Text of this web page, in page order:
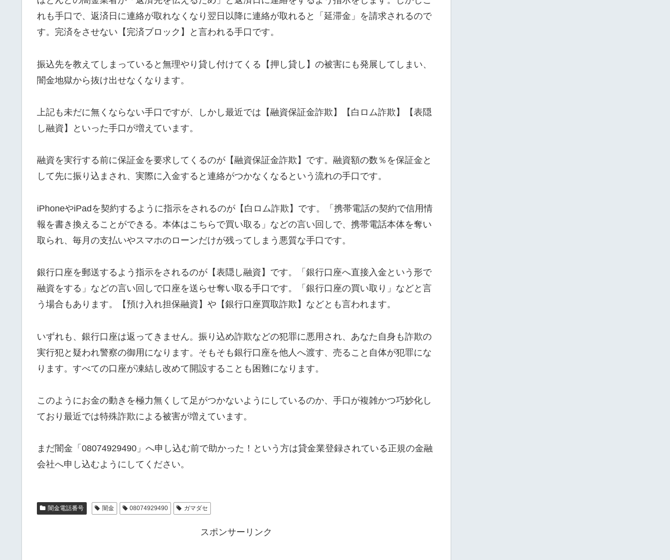
れも手口で、返済日に連絡が取れなくなり翌日以降に連絡が取れると「延滞金」を請求されるので
す。完済をさせない【完済ブロック】と言われる手口です。
振込先を教えてしまっていると無理やり貸し付けてくる【押し貸し】の被害にも発展してしまい、
闇金地獄から抜け出せなくなります。
上記も未だに無くならない手口ですが、しかし最近では【融資保証金詐欺】【白ロム詐欺】【表隠
し融資】といった手口が増えています。
融資を実行する前に保証金を要求してくるのが【融資保証金詐欺】です。融資額の数％を保証金と
して先に振り込まされ、実際に入金すると連絡がつかなくなるという流れの手口です。
iPhoneやiPadを契約するように指示をされるのが【白ロム詐欺】です。「携帯電話の契約で信用情
報を書き換えることができる。本体はこちらで買い取る」などの言い回しで、携帯電話本体を奪い
取られ、毎月の支払いやスマホのローンだけが残ってしまう悪質な手口です。
銀行口座を郵送するよう指示をされるのが【表隠し融資】です。「銀行口座へ直接入金という形で
融資をする」などの言い回しで口座を送らせ奪い取る手口です。「銀行口座の買い取り」などと言
う場合もあります。【預け入れ担保融資】や【銀行口座買取詐欺】などとも言われます。
いずれも、銀行口座は返ってきません。振り込め詐欺などの犯罪に悪用され、あなた自身も詐欺の
実行犯と疑われ警察の御用になります。そもそも銀行口座を他人へ渡す、売ること自体が犯罪にな
ります。すべての口座が凍結し改めて開設することも困難になります。
このようにお金の動きを極力無くして足がつかないようにしているのか、手口が複雑かつ巧妙化し
ており最近では特殊詐欺による被害が増えています。
まだ闇金「08074929490」へ申し込む前で助かった！という方は貸金業登録されている正規の金融
会社へ申し込むようにしてください。
闇金電話番号 闇金 08074929490 ガマダセ
スポンサーリンク